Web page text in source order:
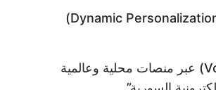
بات استخدام تقنيات مثل التعلم الآلي (Machine Learning) لتحليل سلوك العملاء، وخوارزميات التخصيص الديناميكي (Dynamic Personalization Algorithms)
سوف تتجه الأسواق السورية الرقمية نحو تبني تقنيات الواقع المعزز (Augmented Reality) والتجارة عبر الصوت (Voice Commerce) عبر منصات محلية وعالمية